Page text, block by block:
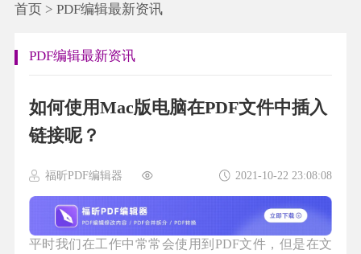
首页> PDF编辑最新资讯
PDF编辑最新资讯
如何使用Mac版电脑在PDF文件中插入
链接呢？
福昕PDF编辑器 2021-10-22 23:08:08
平时我们在工作中常常会使用到PDF文件，但是在文